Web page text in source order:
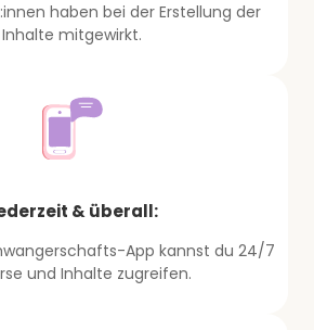
haben bei der Erstellung der
Inhalte mitgewirkt.
& überall:
App kannst du 24/7
und Inhalte zugreifen.